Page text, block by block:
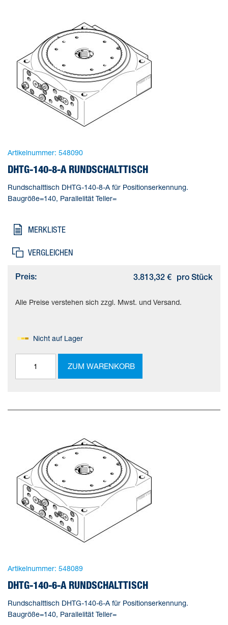
Artikelnummer: 548090
DHTG-140-8-A RUNDSCHALTTISCH
Rundschalttisch DHTG-140-8-A für Positionserkennung.
Baugröße=140, Parallelität Teller=
MERKLISTE
VERGLEICHEN
Preis: 3.813,32 € pro Stück
Alle Preise verstehen sich zzgl. Mwst. und Versand.
Nicht auf Lager
ZUM WARENKORB
Artikelnummer: 548089
DHTG-140-6-A RUNDSCHALTTISCH
Rundschalttisch DHTG-140-6-A für Positionserkennung.
Baugröße=140, Parallelität Teller=